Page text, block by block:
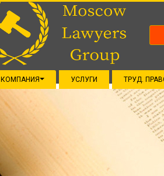
КОМПАНИЯ УСЛУГИ ТРУД.